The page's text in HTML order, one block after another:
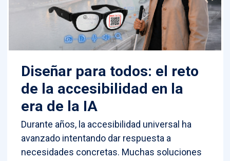
Diseñar para todos: el reto
de la accesibilidad en la
era de la IA
Durante años, la accesibilidad universal ha
avanzado intentando dar respuesta a
necesidades concretas. Muchas soluciones